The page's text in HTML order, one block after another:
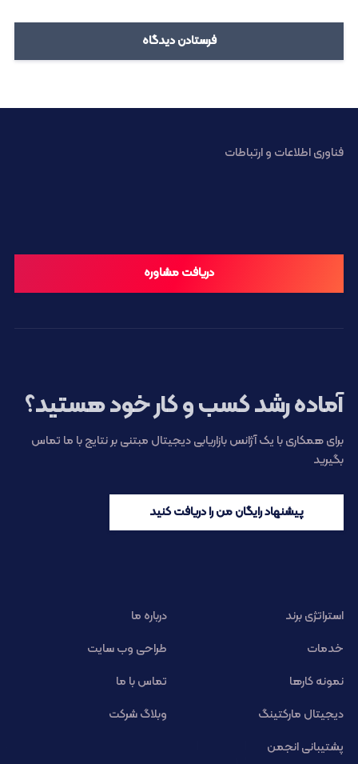
فناوری اطلاعات و ارتباطات
دریافت مشاوره
آماده رشد کسب و کار خود هستید؟
برای همکاری با یک آژانس بازاریابی دیجیتال مبتنی بر نتایج با ما تماس
بگیرید
پیشنهاد رایگان من را دریافت کنید
استراتژی برند
درباره ما
خدمات
طراحی وب سایت
نمونه کارها
تماس با ما
دیجیتال مارکتینگ
وبلاگ شرکت
پشتیبانی انجمن